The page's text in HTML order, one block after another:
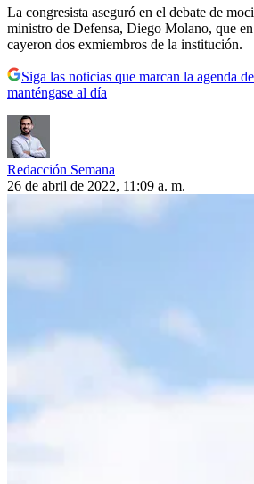
La congresista aseguró en el debate de
ministro de Defensa, Diego Molano, que
cayeron dos exmiembros de la institución.
Siga las noticias que marcan la agenda
manténgase al día
Redacción Semana
26 de abril de 2022, 11:09 a. m.